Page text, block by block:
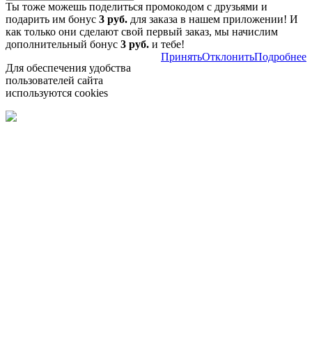
Ты тоже можешь поделиться промокодом с друзьями и
подарить им бонус 3 руб. для заказа в нашем приложении! И
как только они сделают свой первый заказ, мы начислим
дополнительный бонус 3 руб. и тебе!
Для обеспечения удобства
пользователей сайта
используются cookies
ПринятьОтклонитьПодробнее